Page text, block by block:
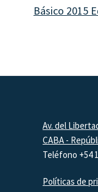
Básico 2015
FooterAv. del
CABA -
Teléfono +54
Políticas de